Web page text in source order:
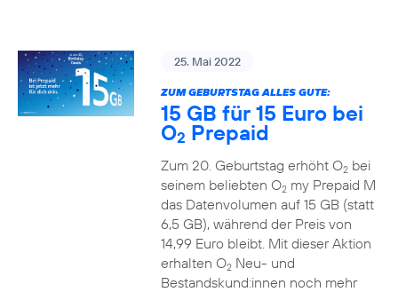
25. Mai 2022
ZUM GEBURTSTAG ALLES GUTE:
15 GB für 15 Euro bei
O2 Prepaid
Zum 20. Geburtstag erhöht O2bei
seinem beliebten O2my Prepaid M
das Datenvolumen auf 15 GB (statt
6,5 GB), während der Preis von
14,99 Euro bleibt. Mit dieser Aktion
erhalten O2Neu- und
Bestandskund:innen noch mehr